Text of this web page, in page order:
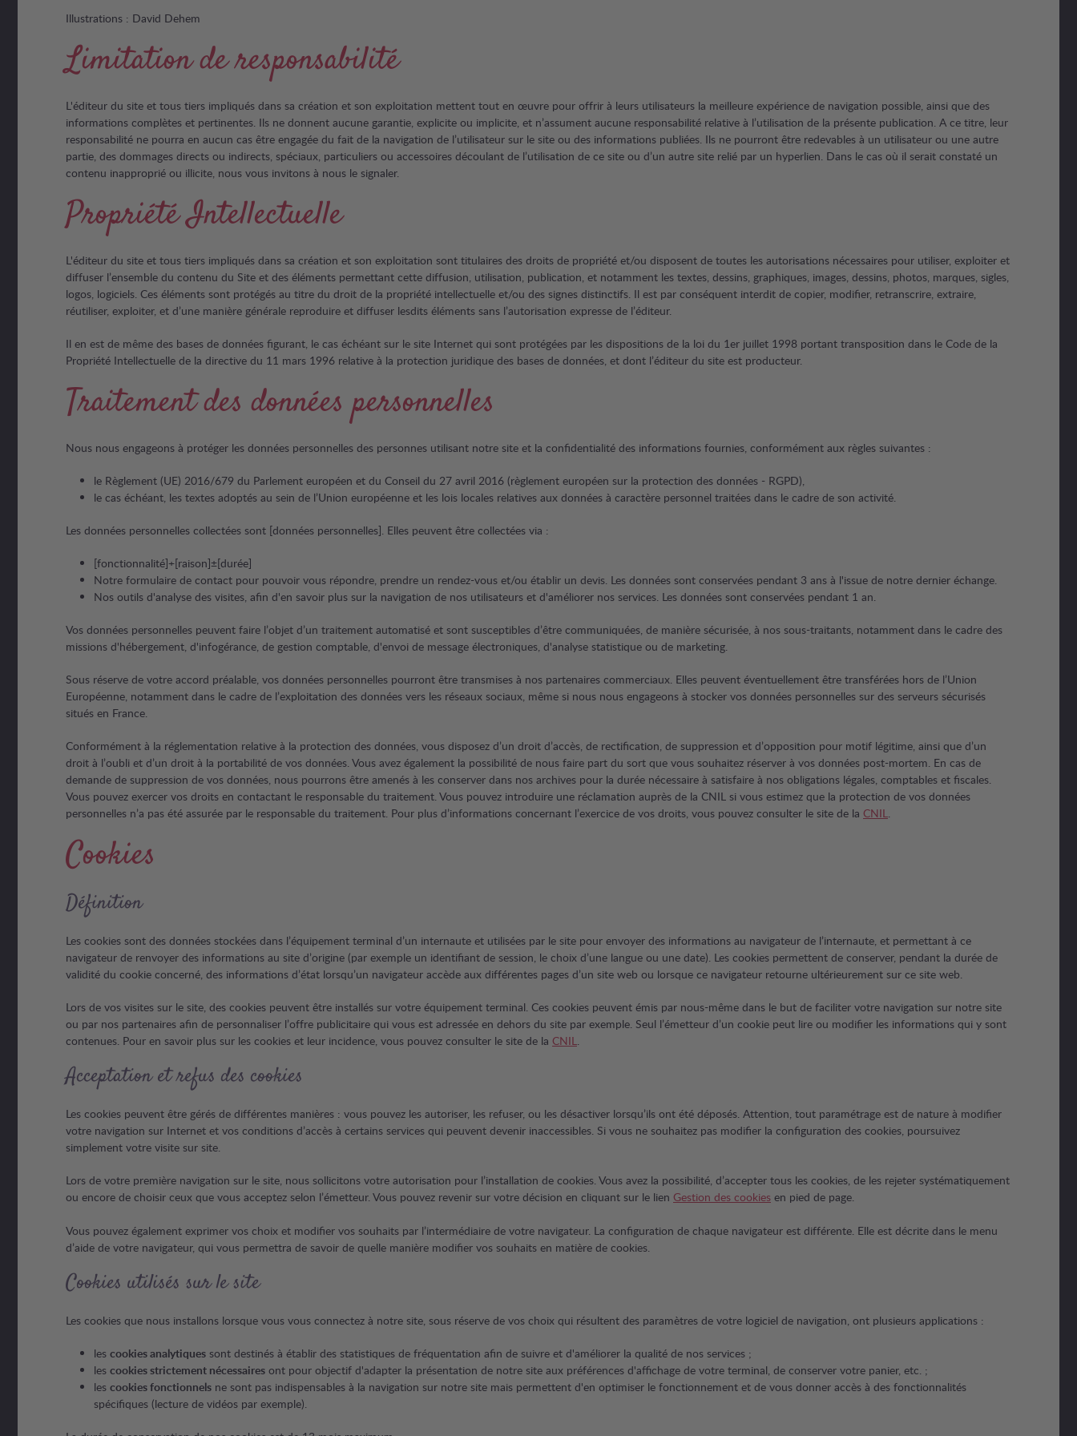
Illustrations : David Dehem
Limitation de responsabilité
L'éditeur du site et tous tiers impliqués dans sa création et son exploitation mettent tout en œuvre pour offrir à leurs utilisateurs la meilleure expérience de navigation possible, ainsi que des
informations complètes et pertinentes. Ils ne donnent aucune garantie, explicite ou implicite, et n’assument aucune responsabilité relative à l’utilisation de la présente publication. A ce titre, leur
responsabilité ne pourra en aucun cas être engagée du fait de la navigation de l’utilisateur sur le site ou des informations publiées. Ils ne pourront être redevables à un utilisateur ou une autre
partie, des dommages directs ou indirects, spéciaux, particuliers ou accessoires découlant de l’utilisation de ce site ou d’un autre site relié par un hyperlien. Dans le cas où il serait constaté un
contenu inapproprié ou illicite, nous vous invitons à nous le signaler.
Propriété Intellectuelle
L'éditeur du site et tous tiers impliqués dans sa création et son exploitation sont titulaires des droits de propriété et/ou disposent de toutes les autorisations nécessaires pour utiliser, exploiter et
diffuser l’ensemble du contenu du Site et des éléments permettant cette diffusion, utilisation, publication, et notamment les textes, dessins, graphiques, images, dessins, photos, marques, sigles,
logos, logiciels. Ces éléments sont protégés au titre du droit de la propriété intellectuelle et/ou des signes distinctifs. Il est par conséquent interdit de copier, modifier, retranscrire, extraire,
réutiliser, exploiter, et d’une manière générale reproduire et diffuser lesdits éléments sans l’autorisation expresse de l’éditeur.
Il en est de même des bases de données figurant, le cas échéant sur le site Internet qui sont protégées par les dispositions de la loi du 1er juillet 1998 portant transposition dans le Code de la
Propriété Intellectuelle de la directive du 11 mars 1996 relative à la protection juridique des bases de données, et dont l’éditeur du site est producteur.
Traitement des données personnelles
Nous nous engageons à protéger les données personnelles des personnes utilisant notre site et la confidentialité des informations fournies, conformément aux règles suivantes :
le Règlement (UE) 2016/679 du Parlement européen et du Conseil du 27 avril 2016 (règlement européen sur la protection des données - RGPD),
le cas échéant, les textes adoptés au sein de l’Union européenne et les lois locales relatives aux données à caractère personnel traitées dans le cadre de son activité.
Les données personnelles collectées sont [données personnelles]. Elles peuvent être collectées via :
[fonctionnalité]+[raison]±[durée]
Notre formulaire de contact pour pouvoir vous répondre, prendre un rendez-vous et/ou établir un devis. Les données sont conservées pendant 3 ans à l'issue de notre dernier échange.
Nos outils d'analyse des visites, afin d'en savoir plus sur la navigation de nos utilisateurs et d'améliorer nos services. Les données sont conservées pendant 1 an.
Vos données personnelles peuvent faire l’objet d’un traitement automatisé et sont susceptibles d’être communiquées, de manière sécurisée, à nos sous-traitants, notamment dans le cadre des
missions d'hébergement, d'infogérance, de gestion comptable, d'envoi de message électroniques, d'analyse statistique ou de marketing.
Sous réserve de votre accord préalable, vos données personnelles pourront être transmises à nos partenaires commerciaux. Elles peuvent éventuellement être transférées hors de l’Union
Européenne, notamment dans le cadre de l’exploitation des données vers les réseaux sociaux, même si nous nous engageons à stocker vos données personnelles sur des serveurs sécurisés
situés en France.
Conformément à la réglementation relative à la protection des données, vous disposez d’un droit d’accès, de rectification, de suppression et d’opposition pour motif légitime, ainsi que d’un
droit à l’oubli et d’un droit à la portabilité de vos données. Vous avez également la possibilité de nous faire part du sort que vous souhaitez réserver à vos données post-mortem. En cas de
demande de suppression de vos données, nous pourrons être amenés à les conserver dans nos archives pour la durée nécessaire à satisfaire à nos obligations légales, comptables et fiscales.
Vous pouvez exercer vos droits en contactant le responsable du traitement. Vous pouvez introduire une réclamation auprès de la CNIL si vous estimez que la protection de vos données
personnelles n’a pas été assurée par le responsable du traitement. Pour plus d’informations concernant l’exercice de vos droits, vous pouvez consulter le site de la CNIL.
Cookies
Définition
Les cookies sont des données stockées dans l’équipement terminal d’un internaute et utilisées par le site pour envoyer des informations au navigateur de l’internaute, et permettant à ce
navigateur de renvoyer des informations au site d’origine (par exemple un identifiant de session, le choix d’une langue ou une date). Les cookies permettent de conserver, pendant la durée de
validité du cookie concerné, des informations d’état lorsqu’un navigateur accède aux différentes pages d’un site web ou lorsque ce navigateur retourne ultérieurement sur ce site web.
Lors de vos visites sur le site, des cookies peuvent être installés sur votre équipement terminal. Ces cookies peuvent émis par nous-même dans le but de faciliter votre navigation sur notre site
ou par nos partenaires afin de personnaliser l’offre publicitaire qui vous est adressée en dehors du site par exemple. Seul l’émetteur d’un cookie peut lire ou modifier les informations qui y sont
contenues. Pour en savoir plus sur les cookies et leur incidence, vous pouvez consulter le site de la CNIL.
Acceptation et refus des cookies
Les cookies peuvent être gérés de différentes manières : vous pouvez les autoriser, les refuser, ou les désactiver lorsqu’ils ont été déposés. Attention, tout paramétrage est de nature à modifier
votre navigation sur Internet et vos conditions d’accès à certains services qui peuvent devenir inaccessibles. Si vous ne souhaitez pas modifier la configuration des cookies, poursuivez
simplement votre visite sur site.
Lors de votre première navigation sur le site, nous sollicitons votre autorisation pour l’installation de cookies. Vous avez la possibilité, d’accepter tous les cookies, de les rejeter systématiquement
ou encore de choisir ceux que vous acceptez selon l’émetteur. Vous pouvez revenir sur votre décision en cliquant sur le lien Gestion des cookies en pied de page.
Vous pouvez également exprimer vos choix et modifier vos souhaits par l’intermédiaire de votre navigateur. La configuration de chaque navigateur est différente. Elle est décrite dans le menu
d’aide de votre navigateur, qui vous permettra de savoir de quelle manière modifier vos souhaits en matière de cookies.
Cookies utilisés sur le site
Les cookies que nous installons lorsque vous vous connectez à notre site, sous réserve de vos choix qui résultent des paramètres de votre logiciel de navigation, ont plusieurs applications :
les cookies analytiques sont destinés à établir des statistiques de fréquentation afin de suivre et d'améliorer la qualité de nos services ;
les cookies strictement nécessaires ont pour objectif d'adapter la présentation de notre site aux préférences d'affichage de votre terminal, de conserver votre panier, etc. ;
les cookies fonctionnels ne sont pas indispensables à la navigation sur notre site mais permettent d'en optimiser le fonctionnement et de vous donner accès à des fonctionnalités
spécifiques (lecture de vidéos par exemple).